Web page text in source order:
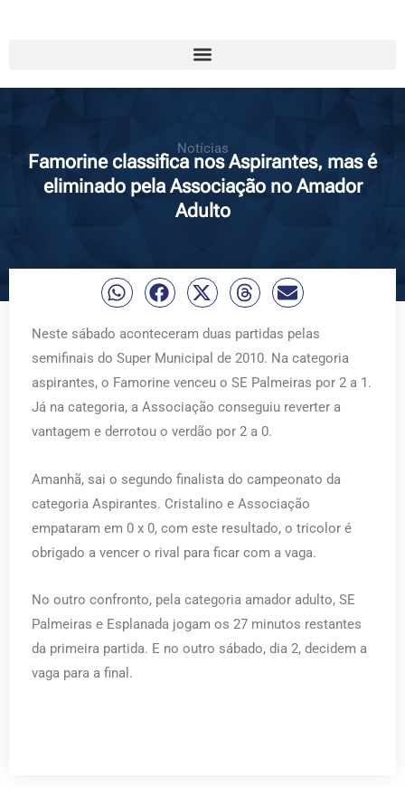
Notícias
Famorine classifica nos Aspirantes, mas é
eliminado pela Associação no Amador
Adulto
Neste sábado aconteceram duas partidas pelas
semifinais do Super Municipal de 2010. Na categoria
aspirantes, o Famorine venceu o SE Palmeiras por 2 a 1.
Já na categoria, a Associação conseguiu reverter a
vantagem e derrotou o verdão por 2 a 0.
Amanhã, sai o segundo finalista do campeonato da
categoria Aspirantes. Cristalino e Associação
empataram em 0 x 0, com este resultado, o tricolor é
obrigado a vencer o rival para ficar com a vaga.
No outro confronto, pela categoria amador adulto, SE
Palmeiras e Esplanada jogam os 27 minutos restantes
da primeira partida. E no outro sábado, dia 2, decidem a
vaga para a final.